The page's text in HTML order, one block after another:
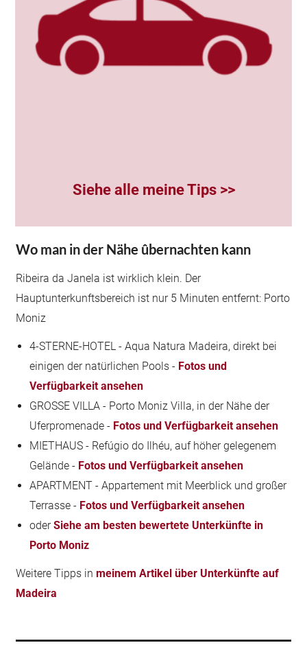
Siehe alle meine Tips >>
Wo man in der Nähe ûbernachten kann
Ribeira da Janela ist wirklich klein. Der
Hauptunterkunftsbereich ist nur 5 Minuten entfernt: Porto
Moniz
4-STERNE-HOTEL - Aqua Natura Madeira, direkt bei
einigen der natürlichen Pools - Fotos und
Verfügbarkeit ansehen
GROSSE VILLA - Porto Moniz Villa, in der Nähe der
Uferpromenade - Fotos und Verfügbarkeit ansehen
MIETHAUS - Refúgio do Ilhéu, auf höher gelegenem
Gelände - Fotos und Verfügbarkeit ansehen
APARTMENT - Appartement mit Meerblick und großer
Terrasse - Fotos und Verfügbarkeit ansehen
oderSiehe am besten bewertete Unterkünfte in
Porto Moniz
Weitere Tipps inmeinem Artikel über Unterkünfte auf
Madeira